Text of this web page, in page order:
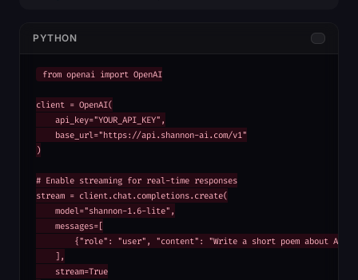
PYTHON
from openai import OpenAI
client = OpenAI(
    api_key="YOUR_API_KEY",
    base_url="https://api.shannon-ai.com/v1"
)
# Enable streaming for real-time responses
stream = client.chat.completions.create(
    model="shannon-1.6-lite",
    messages=[
        {"role": "user", "content": "Write a short poem about AI"}
    ],
    stream=True